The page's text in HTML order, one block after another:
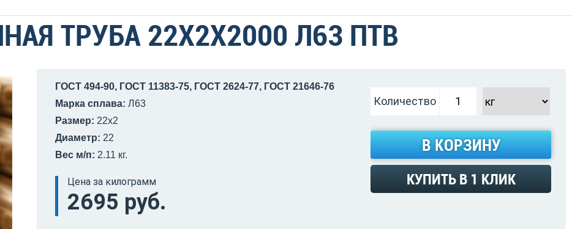
ТРУБА 22Х2Х2000 Л63 ПТВ
ГОСТ 494-90, ГОСТ 11383-75, ГОСТ 2624-77, ГОСТ 21646-76
Марка сплава: Л63
Размер: 22х2
Диаметр: 22
Вес м/п: 2.11 кг.
Цена за килограмм
2695 руб.
Количество
В КОРЗИНУ
КУПИТЬ В 1 КЛИК